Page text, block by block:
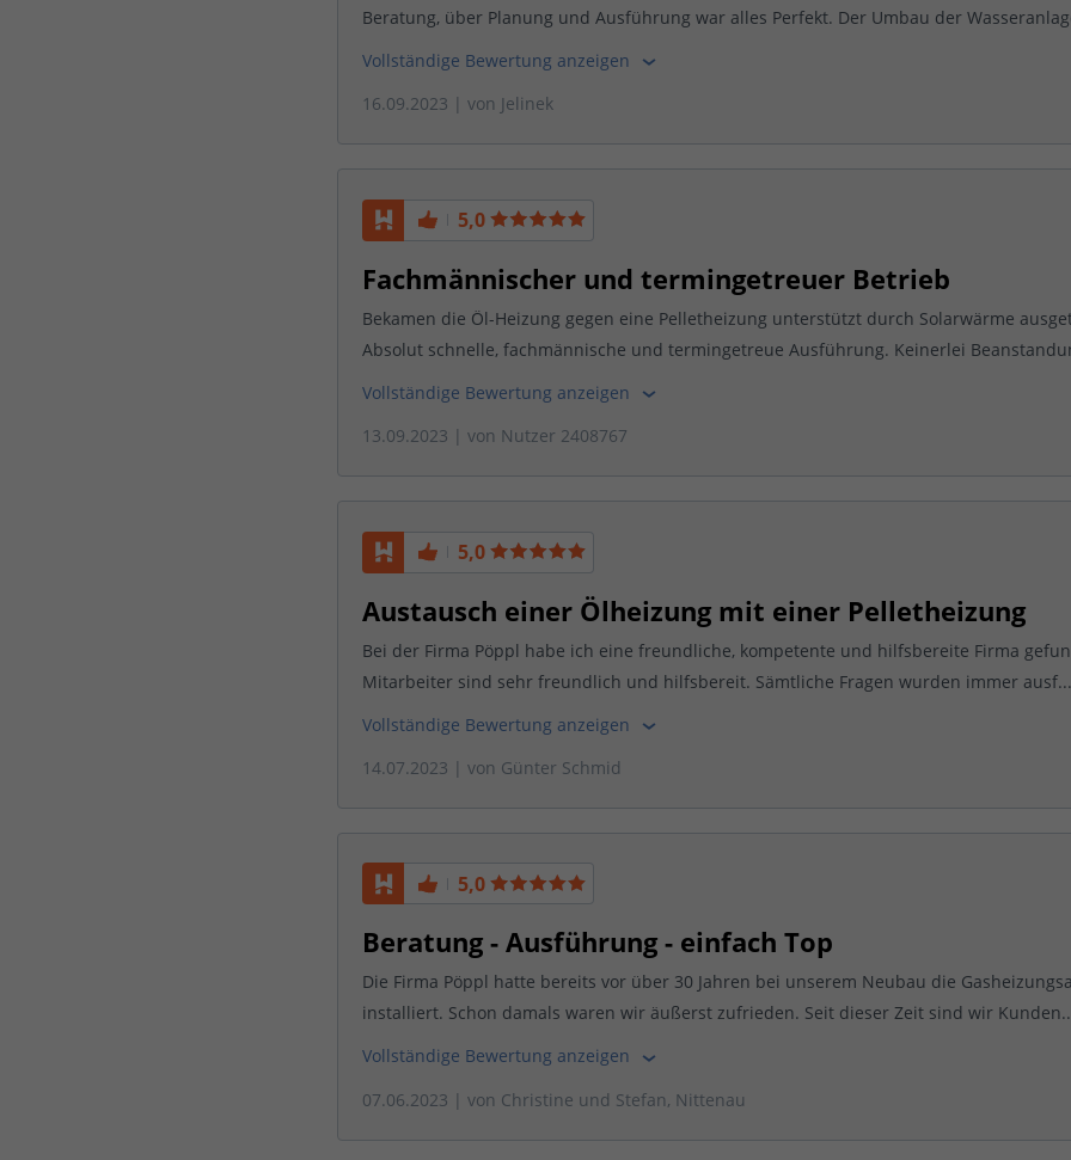
Beratung, über Planung und Ausführung war alles Perfekt. Der Umbau der
Vollständige Bewertung anzeigen
16.09.2023 | von Jelinek
5,0
Fachmännischer und termingetreuer Betrieb
Bekamen die Öl-Heizung gegen eine Pelletheizung unterstützt durch Solarwärme
Absolut schnelle, fachmännische und termingetreue Ausführung. Keinerlei
Vollständige Bewertung anzeigen
13.09.2023 | von Nutzer 2408767
5,0
Austausch einer Ölheizung mit einer Pelletheizung
Bei der Firma Pöppl habe ich eine freundliche, kompetente und hilfsbereite Firma
Mitarbeiter sind sehr freundlich und hilfsbereit. Sämtliche Fragen wurden immer ausf...
Vollständige Bewertung anzeigen
14.07.2023 | von Günter Schmid
5,0
Beratung - Ausführung - einfach Top
Die Firma Pöppl hatte bereits vor über 30 Jahren bei unserem Neubau die
installiert. Schon damals waren wir äußerst zufrieden. Seit dieser Zeit sind wir
Vollständige Bewertung anzeigen
07.06.2023 | von Christine und Stefan, Nittenau